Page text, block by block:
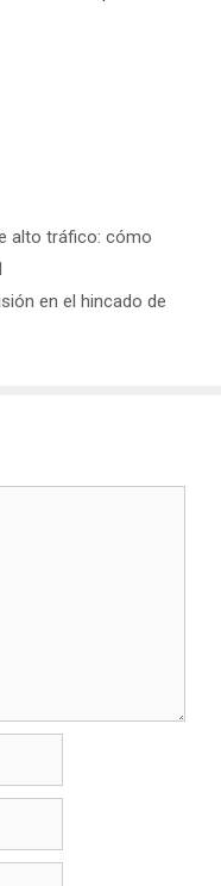
alto tráfico: cómo
en el hincado de